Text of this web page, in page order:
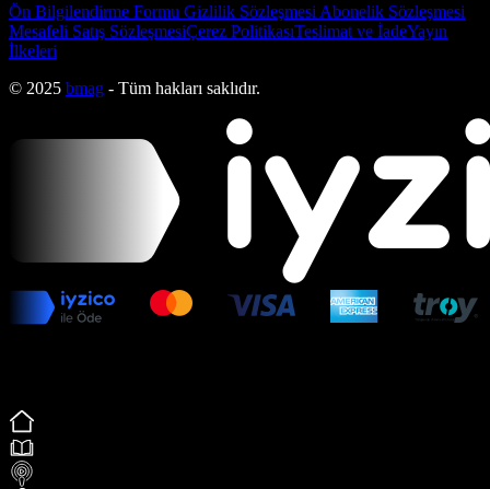
Ön Bilgilendirme Formu Gizlilik Sözleşmesi Abonelik Sözleşmesi
Mesafeli Satış SözleşmesiÇerez PolitikasıTeslimat ve İadeYayın
İlkeleri
© 2025 bmag - Tüm hakları saklıdır.